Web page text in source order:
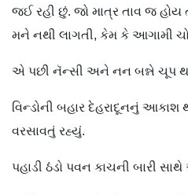
જઈ રહી છું. જો માત્ર તાવ જ હોય
મને નથી લાગતી, કેમ કે આગામી
એ પછી નૅન્સી અને નન બન્ને ચૂપ
વિન્ડોની બહાર દેહરાદૂનનું
વરસાવતું રહ્યું.
પહાડી ઠંડો પવન કાચની બારી